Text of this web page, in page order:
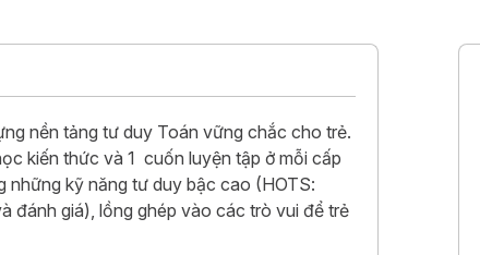
nền tảng tư duy Toán vững chắc cho trẻ.
kiến thức và 1 cuốn luyện tập ở mỗi cấp
kỹ năng tư duy bậc cao (HOTS:
đánh giá), lồng ghép vào các trò vui để trẻ